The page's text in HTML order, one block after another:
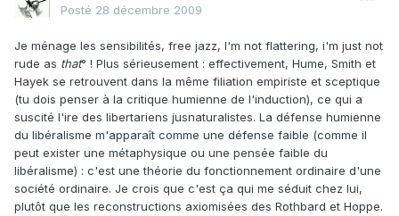
Posté 28 décembre 2009
Je ménage les sensibilités, free jazz, I'm not flattering, i'm just not
rude as that° ! Plus sérieusement : effectivement, Hume, Smith et
Hayek se retrouvent dans la même filiation empiriste et sceptique
(tu dois penser à la critique humienne de l'induction), ce qui a
suscité l'ire des libertariens jusnaturalistes. La défense humienne
du libéralisme m'apparaît comme une défense faible (comme il
peut exister une métaphysique ou une pensée faible du
libéralisme) : c'est une théorie du fonctionnement ordinaire d'une
société ordinaire. Je crois que c'est ça qui me séduit chez lui,
plutôt que les reconstructions axiomisées des Rothbard et Hoppe.